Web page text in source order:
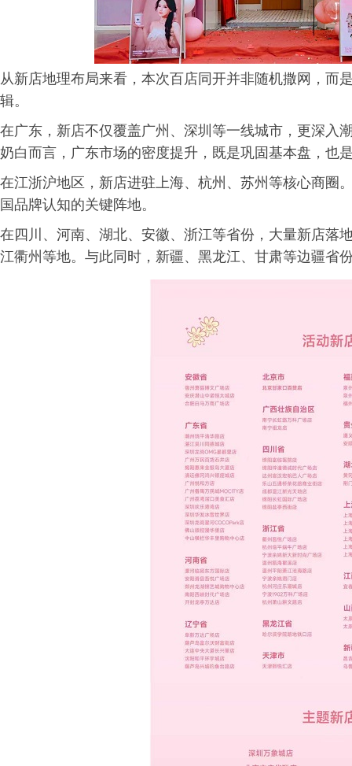
从新店地理布局来看，本次百店同开并非随机撒网，而
辑。
在广东，新店不仅覆盖广州、深圳等一线城市，更深入
奶白而言，广东市场的密度提升，既是巩固基本盘，也
在江浙沪地区，新店进驻上海、杭州、苏州等核心商圈
国品牌认知的关键阵地。
在四川、河南、湖北、安徽、浙江等省份，大量新店落
江衢州等地。与此同时，新疆、黑龙江、甘肃等边疆省